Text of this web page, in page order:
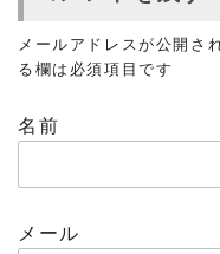
メールアドレスが公開さ
る欄は必須項目です
名前
メール